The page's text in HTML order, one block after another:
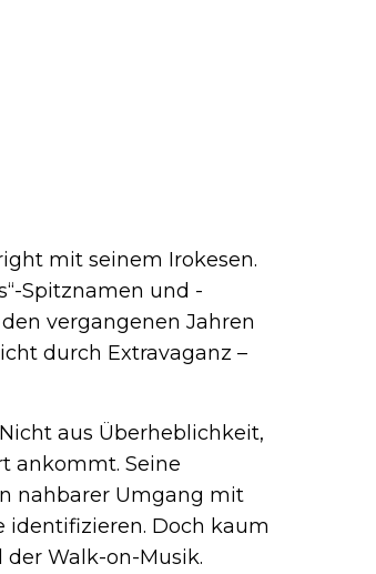
mit seinem Irokesen.
Spitznamen und -
vergangenen Jahren
durch Extravaganz –
aus Überheblichkeit,
ankommt. Seine
nahbarer Umgang mit
identifizieren. Doch kaum
der Walk-on-Musik.